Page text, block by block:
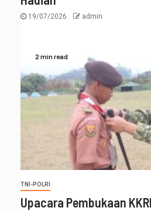
19/07/2026 admin
2 min read
TNI-POLRI
Upacara Pembukaan